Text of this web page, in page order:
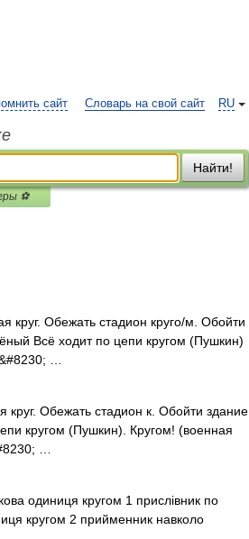
RU
сайт Словарь на свой сайт
Найти!
⚽
Обежать стадион круго/м. Обойти
Всё ходит по цепи кругом (Пушкин)
…
Обежать стадион к. Обойти здание
кругом (Пушкин). Кругом! (военная
…
одиниця кругом 1 прислівник по
кругом 2 прийменник навколо